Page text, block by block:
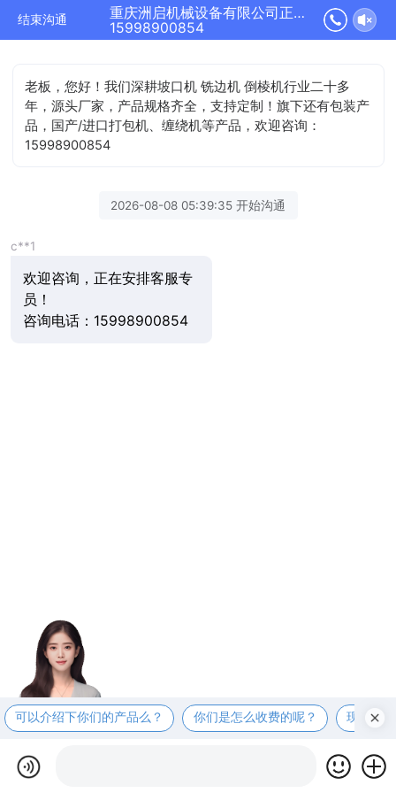
结束沟通
重庆洲启机械设备有限公司正在为您服务
15998900854
老板，您好！我们深耕坡口机 铣边机 倒棱机行业二十多
年，源头厂家，产品规格齐全，支持定制！旗下还有包装产
品，国产/进口打包机、缠绕机等产品，欢迎咨询：
15998900854
2026-08-08 05:39:35 开始沟通
c**1
欢迎咨询，正在安排客服专
员！
咨询电话：15998900854
可以介绍下你们的产品么？ 你们是怎么收费的呢？ 现在有